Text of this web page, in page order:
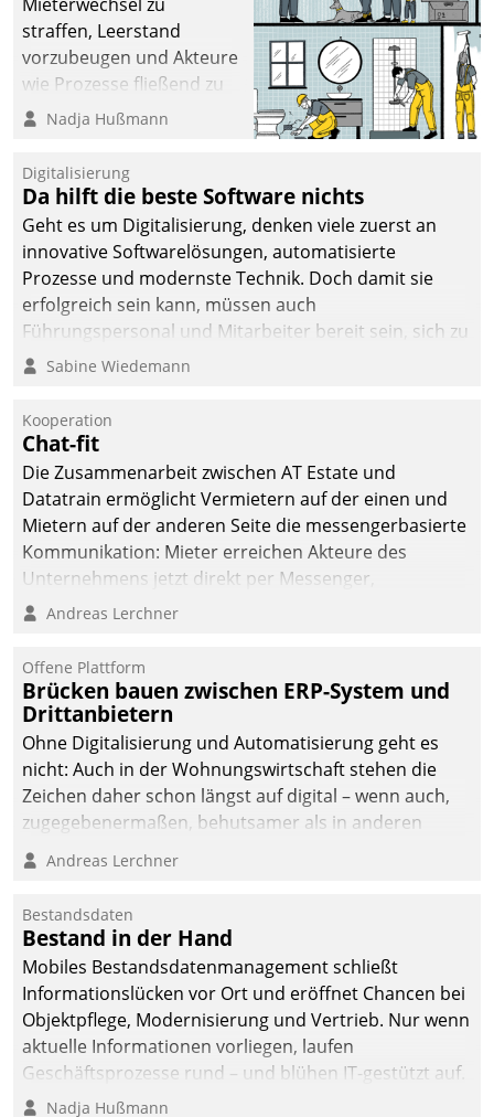
straffen, Leerstand
vorzubeugen und Akteure
wie Prozesse fließend zu
vernetzen, nutzt die
Jahresbeginn eine
Überblick, Einsicht und
Eingriff bietende Lösung.
Zur Entwicklung setzte
man auf
Cloudtechnologie,
bewährte und Startup-
agile Projektmethoden.
Nadja Hußmann
Digitalisierung
Da hilft die beste Software nichts
Geht es um Digitalisierung, denken viele zuerst an
innovative Softwarelösungen, automatisierte
Prozesse und modernste Technik. Doch damit sie
erfolgreich sein kann, müssen auch
Führungspersonal und Mitarbeiter bereit sein, sich zu
verändern und anzupassen, sonst werden sie an ihr
Sabine Wiedemann
Kooperation
Chat-fit
Die Zusammenarbeit zwischen AT Estate und
Datatrain ermöglicht Vermietern auf der einen und
Mietern auf der anderen Seite die messengerbasierte
Kommunikation: Mieter erreichen Akteure des
Unternehmens jetzt direkt per Messenger,
Mitarbeiter oder Dienstleister empfangen oder
Andreas Lerchner
Offene Plattform
Brücken bauen zwischen ERP-System und
Drittanbietern
Ohne Digitalisierung und Automatisierung geht es
nicht: Auch in der Wohnungswirtschaft stehen die
Zeichen daher schon längst auf digital – wenn auch,
zugegebenermaßen, behutsamer als in anderen
Branchen.
Andreas Lerchner
Bestandsdaten
Bestand in der Hand
Mobiles Bestandsdatenmanagement schließt
Informationslücken vor Ort und eröffnet Chancen bei
Objektpflege, Modernisierung und Vertrieb. Nur wenn
aktuelle Informationen vorliegen, laufen
Geschäftsprozesse rund – und blühen IT-gestützt auf.
Nadja Hußmann